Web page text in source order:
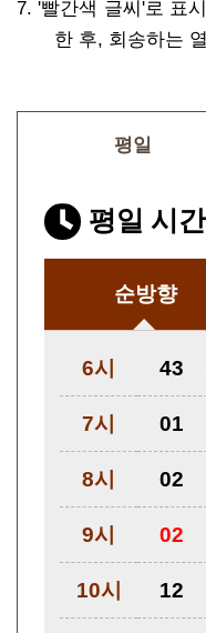
7. '빨간색 글씨'로 표
한 후, 회송하는
평일
평일 시
순방향
6시 43
7시 01
8시 02
9시 02
10시 12